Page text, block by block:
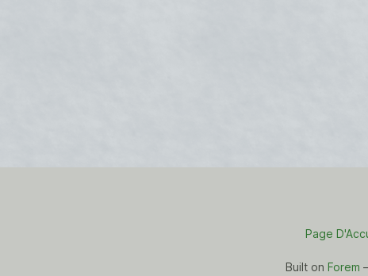
Page
Built on Forem